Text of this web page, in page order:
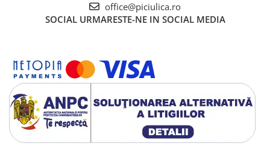
office@piciulica.ro
SOCIAL URMARESTE-NE IN SOCIAL MEDIA